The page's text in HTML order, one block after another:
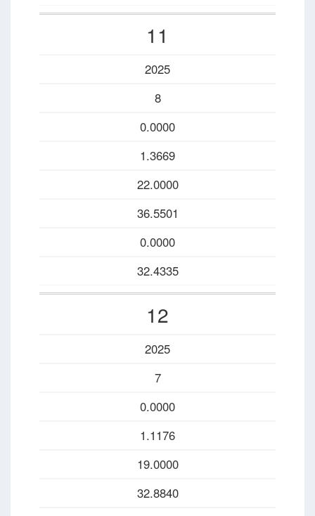
11
2025
8
0.0000
1.3669
22.0000
36.5501
0.0000
32.4335
12
2025
7
0.0000
1.1176
19.0000
32.8840